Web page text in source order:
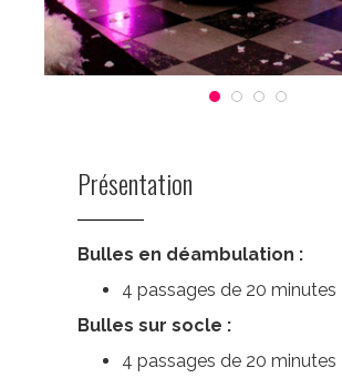
Présentation
Bulles en déambulation :
4 passages de 20 minutes
Bulles sur socle :
4 passages de 20 minutes